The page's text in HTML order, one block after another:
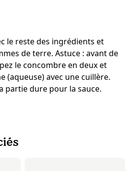
le reste des ingrédients et
de terre. Astuce : avant de
le concombre en deux et
(aqueuse) avec une cuillère.
partie dure pour la sauce.